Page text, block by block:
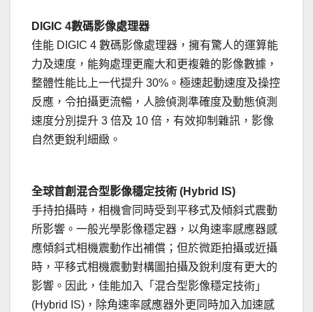
DIGIC 4數碼影像處理器
佳能 DIGIC 4 數碼影像處理器，擁有驚人的運算能
力及速度，能夠處理更龐大和更複雜的影像數據，
整體性能比上一代提升 30%。極速起動速度及操控
反應，令拍攝更流暢，人臉偵測準確度及動態偵測
速度分別提升 3 倍及 10 倍，有效抑制雜訊，影像
自然更銳利細緻。
全球首創混合型影像穩定技術 (Hybrid IS)
手持拍攝時，相機會同時受到平移式及傾斜式震動
所影響。一般光學影像穩定器，以角速率感應器感
應傾斜式相機震動作出補償；但於微距拍攝或近攝
時，平移式相機震動對構圖拍攝及銳利度有更大的
影響。因此，佳能加入「混合型影像穩定技術」
(Hybrid IS)，除角速率感應器外更同時加入加速感